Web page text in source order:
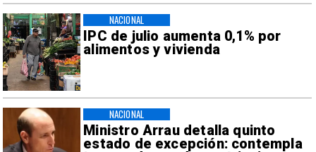
IPC de julio aumenta 0,1% por
alimentos y vivienda
NACIONAL
Ministro Arrau detalla quinto
estado de excepción: contempla
NACIONAL